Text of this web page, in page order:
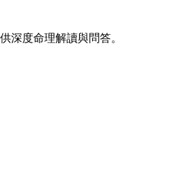
深度命理解讀與問答。